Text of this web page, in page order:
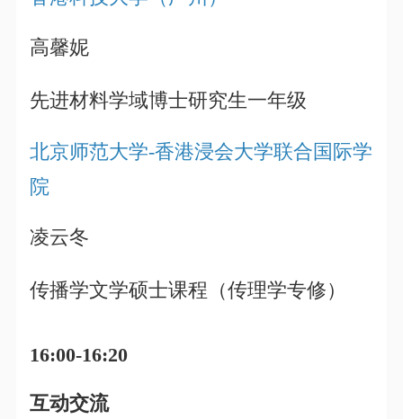
高馨妮
先进材料学域博士研究生一年级
北京师范大学-香港浸会大学联合国际学
院
凌云冬
传播学文学硕士课程（传理学专修）
16:00-16:20
互动交流